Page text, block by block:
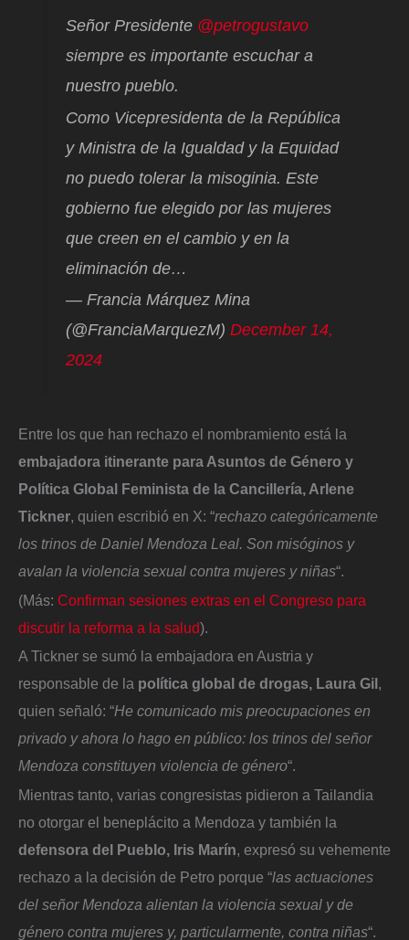
Señor Presidente @petrogustavo
siempre es importante escuchar a
nuestro pueblo.
Como Vicepresidenta de la República
y Ministra de la Igualdad y la Equidad
no puedo tolerar la misoginia. Este
gobierno fue elegido por las mujeres
que creen en el cambio y en la
eliminación de…
— Francia Márquez Mina
(@FranciaMarquezM)December 14,
2024
Entre los que han rechazo el nombramiento está la
embajadora itinerante para Asuntos de Género y
Política Global Feminista de la Cancillería, Arlene
Tickner, quien escribió en X: “rechazo categóricamente
los trinos de Daniel Mendoza Leal. Son misóginos y
avalan la violencia sexual contra mujeres y niñas“.
(Más: Confirman sesiones extras en el Congreso para
discutir la reforma a la salud).
A Tickner se sumó la embajadora en Austria y
responsable de la política global de drogas, Laura Gil ,
quien señaló: “He comunicado mis preocupaciones en
privado y ahora lo hago en público: los trinos del señor
Mendoza constituyen violencia de género“.
Mientras tanto, varias congresistas pidieron a Tailandia
no otorgar el beneplácito a Mendoza y también la
defensora del Pueblo, Iris Marín, expresó su vehemente
rechazo a la decisión de Petro porque “las actuaciones
del señor Mendoza alientan la violencia sexual y de
género contra mujeres y, particularmente, contra niñas“.